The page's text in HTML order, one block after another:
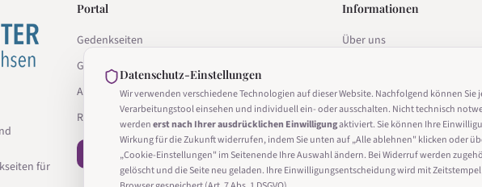
für
Portal
Gedenkseiten
Gedenkseite gestalten
Anbieter
Ratgeber
− Vertrag widerrufen
Informationen
Über uns
Impressum
Nutzungsbedingungen
Cookie-Einstellungen
Datenschutz-Einstellungen
Wir verwenden verschiedene Technologien auf dieser Website. Nachfolgend können Sie
Verarbeitungstool einsehen und individuell ein- oder ausschalten. Nicht technisch
werdenerst nach Ihrer ausdrücklichen Einwilligungaktiviert. Sie können Ihre
Wirkung für die Zukunft widerrufen, indem Sie unten auf „Alle ablehnen" klicken oder
„Cookie-Einstellungen" im Seitenende Ihre Auswahl ändern. Bei Widerruf werden
gelöscht und die Seite neu geladen. Ihre Einwilligungsentscheidung wird mit